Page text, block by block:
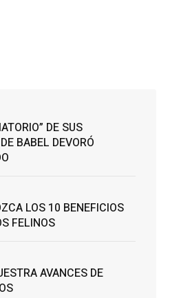
DE SUS
BABEL DEVORÓ
LOS 10 BENEFICIOS
FELINOS
AVANCES DE